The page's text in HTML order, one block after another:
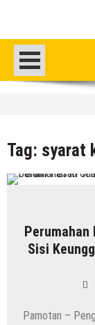
Tag: syarat
Perumahan
Sisi
Pamotan –